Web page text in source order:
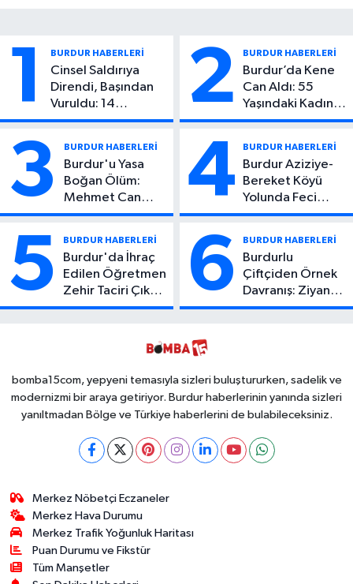
1 BURDUR HABERLERİ
Cinsel Saldırıya
Direndi, Başından
Vuruldu: 14
Yaşındaki Çocuktan
2 BURDUR HABERLERİ
Burdur’da Kene
Can Aldı: 55
Yaşındaki Kadın
Hayatını Kaybetti
3 BURDUR HABERLERİ
Burdur'u Yasa
Boğan Ölüm:
Mehmet Can
Atıcı Genç Yaşta
4 BURDUR HABERLERİ
Burdur Aziziye-
Bereket Köyü
Yolunda Feci
Kaza: 1 Ölü, 2
5 BURDUR HABERLERİ
Burdur'da İhraç
Edilen Öğretmen
Zehir Taciri Çıktı:
Binlerce
6 BURDUR HABERLERİ
Burdurlu
Çiftçiden Örnek
Davranış: Ziyan
Olmasın Diye
Toplayabilecek
bomba15com, yepyeni temasıyla sizleri buluştururken, sadelik ve
modernizmi bir araya getiriyor. Burdur haberlerinin yanında sizleri
yanıltmadan Bölge ve Türkiye haberlerini de bulabileceksiniz.
Merkez Nöbetçi Eczaneler
Merkez Hava Durumu
Merkez Trafik Yoğunluk Haritası
Puan Durumu ve Fikstür
Tüm Manşetler